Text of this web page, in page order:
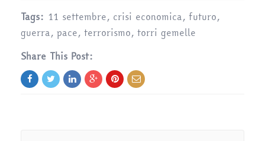
Tags: 11 settembre, crisi economica, futuro,
guerra, pace, terrorismo, torri gemelle
Share This Post: